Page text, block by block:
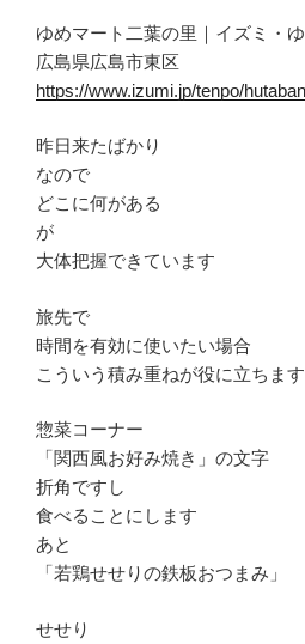
ゆめマート二葉の里｜イズミ・
広島県広島市東区
https://www.izumi.jp/tenpo/
昨日来たばかり
なので
どこに何がある
が
大体把握できています
旅先で
時間を有効に使いたい場合
こういう積み重ねが役に立ちま
惣菜コーナー
「関西風お好み焼き」の文字
折角ですし
食べることにします
あと
「若鶏せせりの鉄板おつまみ」
せせり